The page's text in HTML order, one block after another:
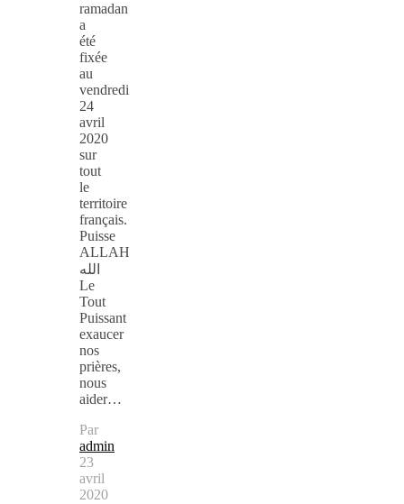
ramadan
a
été
fixée
au
vendredi
24
avril
2020
sur
tout
le
territoire
français.
Puisse
ALLAH
الله
Le
Tout
Puissant
exaucer
nos
prières,
nous
aider…
Par
admin
23
avril
2020